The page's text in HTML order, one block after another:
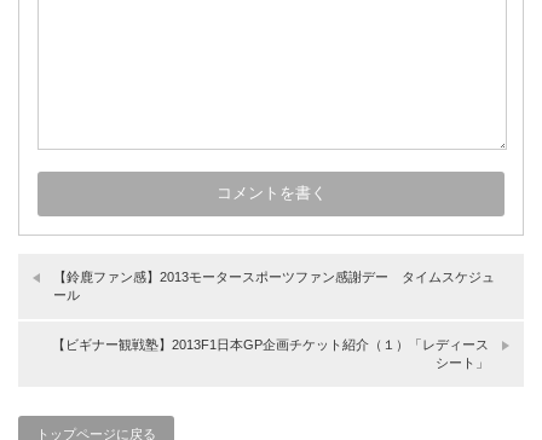
【鈴鹿ファン感】2013モータースポーツファン感謝デー タイムスケジュ
ール
【ビギナー観戦塾】2013F1日本GP企画チケット紹介（１）「レディース
シート」
トップページに戻る